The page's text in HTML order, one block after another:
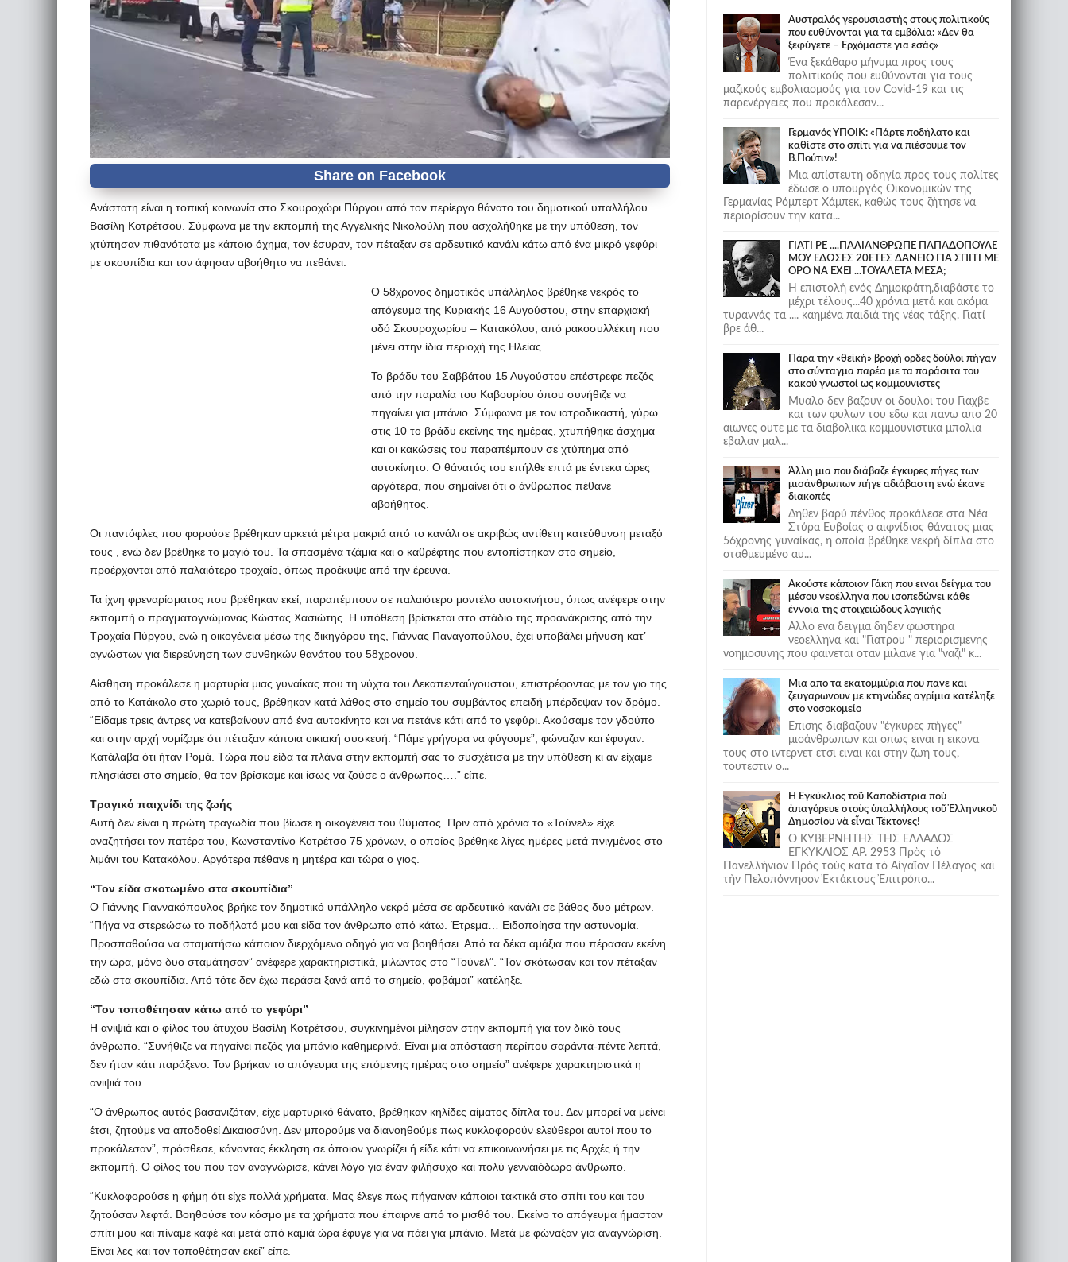
Ανάστατη είναι η τοπική κοινωνία στο Σκουροχώρι Πύργου από τον περίεργο θάνατο του δημοτικού υπαλλήλου
Βασίλη Κοτρέτσου. Σύμφωνα με την εκπομπή της Αγγελικής Νικολούλη που ασχολήθηκε με την υπόθεση, τον
χτύπησαν πιθανότατα με κάποιο όχημα, τον έσυραν, τον πέταξαν σε αρδευτικό κανάλι κάτω από ένα μικρό γεφύρι
με σκουπίδια και τον άφησαν αβοήθητο να πεθάνει.
Ο 58χρονος δημοτικός υπάλληλος βρέθηκε νεκρός το
απόγευμα της Κυριακής 16 Αυγούστου, στην επαρχιακή
οδό Σκουροχωρίου – Κατακόλου, από ρακοσυλλέκτη που
μένει στην ίδια περιοχή της Ηλείας.
Το βράδυ του Σαββάτου 15 Αυγούστου επέστρεφε πεζός
από την παραλία του Καβουρίου όπου συνήθιζε να
πηγαίνει για μπάνιο. Σύμφωνα με τον ιατροδικαστή, γύρω
στις 10 το βράδυ εκείνης της ημέρας, χτυπήθηκε άσχημα
και οι κακώσεις του παραπέμπουν σε χτύπημα από
αυτοκίνητο. Ο θάνατός του επήλθε επτά με έντεκα ώρες
αργότερα, που σημαίνει ότι ο άνθρωπος πέθανε
αβοήθητος.
Οι παντόφλες που φορούσε βρέθηκαν αρκετά μέτρα μακριά από το κανάλι σε ακριβώς αντίθετη κατεύθυνση μεταξύ
τους , ενώ δεν βρέθηκε το μαγιό του. Τα σπασμένα τζάμια και ο καθρέφτης που εντοπίστηκαν στο σημείο,
προέρχονται από παλαιότερο τροχαίο, όπως προέκυψε από την έρευνα.
Τα ίχνη φρεναρίσματος που βρέθηκαν εκεί, παραπέμπουν σε παλαιότερο μοντέλο αυτοκινήτου, όπως ανέφερε στην
εκπομπή ο πραγματογνώμονας Κώστας Χασιώτης. Η υπόθεση βρίσκεται στο στάδιο της προανάκρισης από την
Τροχαία Πύργου, ενώ η οικογένεια μέσω της δικηγόρου της, Γιάννας Παναγοπούλου, έχει υποβάλει μήνυση κατ’
αγνώστων για διερεύνηση των συνθηκών θανάτου του 58χρονου.
Αίσθηση προκάλεσε η μαρτυρία μιας γυναίκας που τη νύχτα του Δεκαπενταύγουστου, επιστρέφοντας με τον γιο της
από το Κατάκολο στο χωριό τους, βρέθηκαν κατά λάθος στο σημείο του συμβάντος επειδή μπέρδεψαν τον δρόμο.
“Είδαμε τρεις άντρες να κατεβαίνουν από ένα αυτοκίνητο και να πετάνε κάτι από το γεφύρι. Ακούσαμε τον γδούπο
και στην αρχή νομίζαμε ότι πέταξαν κάποια οικιακή συσκευή. “Πάμε γρήγορα να φύγουμε”, φώναζαν και έφυγαν.
Κατάλαβα ότι ήταν Ρομά. Τώρα που είδα τα πλάνα στην εκπομπή σας το συσχέτισα με την υπόθεση κι αν είχαμε
πλησιάσει στο σημείο, θα τον βρίσκαμε και ίσως να ζούσε ο άνθρωπος….” είπε.
Τραγικό παιχνίδι της ζωής
Αυτή δεν είναι η πρώτη τραγωδία που βίωσε η οικογένεια του θύματος. Πριν από χρόνια το «Τούνελ» είχε
αναζητήσει τον πατέρα του, Κωνσταντίνο Κοτρέτσο 75 χρόνων, ο οποίος βρέθηκε λίγες ημέρες μετά πνιγμένος στο
λιμάνι του Κατακόλου. Αργότερα πέθανε η μητέρα και τώρα ο γιος.
“Τον είδα σκοτωμένο στα σκουπίδια”
Ο Γιάννης Γιαννακόπουλος βρήκε τον δημοτικό υπάλληλο νεκρό μέσα σε αρδευτικό κανάλι σε βάθος δυο μέτρων.
“Πήγα να στερεώσω το ποδήλατό μου και είδα τον άνθρωπο από κάτω. Έτρεμα… Ειδοποίησα την αστυνομία.
Προσπαθούσα να σταματήσω κάποιον διερχόμενο οδηγό για να βοηθήσει. Από τα δέκα αμάξια που πέρασαν εκείνη
την ώρα, μόνο δυο σταμάτησαν” ανέφερε χαρακτηριστικά, μιλώντας στο “Τούνελ”. “Τον σκότωσαν και τον πέταξαν
εδώ στα σκουπίδια. Από τότε δεν έχω περάσει ξανά από το σημείο, φοβάμαι” κατέληξε.
“Τον τοποθέτησαν κάτω από το γεφύρι”
Η ανιψιά και ο φίλος του άτυχου Βασίλη Κοτρέτσου, συγκινημένοι μίλησαν στην εκπομπή για τον δικό τους
άνθρωπο. “Συνήθιζε να πηγαίνει πεζός για μπάνιο καθημερινά. Είναι μια απόσταση περίπου σαράντα-πέντε λεπτά,
δεν ήταν κάτι παράξενο. Τον βρήκαν το απόγευμα της επόμενης ημέρας στο σημείο” ανέφερε χαρακτηριστικά η
ανιψιά του.
“Ο άνθρωπος αυτός βασανιζόταν, είχε μαρτυρικό θάνατο, βρέθηκαν κηλίδες αίματος δίπλα του. Δεν μπορεί να μείνει
έτσι, ζητούμε να αποδοθεί Δικαιοσύνη. Δεν μπορούμε να διανοηθούμε πως κυκλοφορούν ελεύθεροι αυτοί που το
προκάλεσαν”, πρόσθεσε, κάνοντας έκκληση σε όποιον γνωρίζει ή είδε κάτι να επικοινωνήσει με τις Αρχές ή την
εκπομπή. Ο φίλος του που τον αναγνώρισε, κάνει λόγο για έναν φιλήσυχο και πολύ γενναιόδωρο άνθρωπο.
“Κυκλοφορούσε η φήμη ότι είχε πολλά χρήματα. Μας έλεγε πως πήγαιναν κάποιοι τακτικά στο σπίτι του και του
ζητούσαν λεφτά. Βοηθούσε τον κόσμο με τα χρήματα που έπαιρνε από το μισθό του. Εκείνο το απόγευμα ήμασταν
σπίτι μου και πίναμε καφέ και μετά από καμιά ώρα έφυγε για να πάει για μπάνιο. Μετά με φώναξαν για αναγνώριση.
Είναι λες και τον τοποθέτησαν εκεί” είπε.
Αυστραλός γερουσιαστής στους πολιτικούς
που ευθύνονται για τα εμβόλια: «Δεν θα
ξεφύγετε – Ερχόμαστε για εσάς»
Ένα ξεκάθαρο μήνυμα προς τους
πολιτικούς που ευθύνονται για τους
μαζικούς εμβολιασμούς για τον Covid-19 και τις
παρενέργειες που προκάλεσαν...
Γερμανός ΥΠΟΙΚ: «Πάρτε ποδήλατο και
καθίστε στο σπίτι για να πιέσουμε τον
Β.Πούτιν»!
Μια απίστευτη οδηγία προς τους πολίτες
έδωσε ο υπουργός Οικονομικών της
Γερμανίας Ρόμπερτ Χάμπεκ, καθώς τους ζήτησε να
περιορίσουν την κατα...
ΓΙΑΤΙ ΡΕ ....ΠΑΛΙΑΝΘΡΩΠΕ ΠΑΠΑΔΟΠΟΥΛΕ
ΜΟΥ ΕΔΩΣΕΣ 20ΕΤΕΣ ΔΑΝΕΙΟ ΓΙΑ ΣΠΙΤΙ ΜΕ
ΟΡΟ ΝΑ ΕΧΕΙ ...ΤΟΥΑΛΕΤΑ ΜΕΣΑ;
Η επιστολή ενός Δημοκράτη,διαβάστε το
μέχρι τέλους...40 χρόνια μετά και ακόμα
τυραννάς τα .... καημένα παιδιά της νέας τάξης. Γιατί
βρε άθ...
Πάρα την «θεϊκή» βροχή ορδες δούλοι πήγαν
στο σύνταγμα παρέα με τα παράσιτα του
κακού γνωστοί ως κομμουνιστες
Μυαλο δεν βαζουν οι δουλοι του Γιαχβε
και των φυλων του εδω και πανω απο 20
αιωνες ουτε με τα διαβολικα κομμουνιστικα μπολια
εβαλαν μαλ...
Άλλη μια που διάβαζε έγκυρες πήγες των
μισάνθρωπων πήγε αδιάβαστη ενώ έκανε
διακοπές
Δηθεν βαρύ πένθος προκάλεσε στα Νέα
Στύρα Ευβοίας ο αιφνίδιος θάνατος μιας
56χρονης γυναίκας, η οποία βρέθηκε νεκρή δίπλα στο
σταθμευμένο αυ...
Ακούστε κάποιον Γάκη που ειναι δείγμα του
μέσου νεοέλληνα που ισοπεδώνει κάθε
έννοια της στοιχειώδους λογικής
Αλλο ενα δειγμα δηδεν φωστηρα
νεοελληνα και "Γιατρου " περιορισμενης
νοημοσυνης που φαινεται οταν μιλανε για "ναζι" κ...
Μια απο τα εκατομμύρια που πανε και
ζευγαρωνουν με κτηνώδες αγρίμια κατέληξε
στο νοσοκομείο
Επισης διαβαζουν "έγκυρες πήγες"
μισάνθρωπων και οπως ειναι η εικονα
τους στο ιντερνετ ετσι ειναι και στην ζωη τους,
τουτεστιν ο...
Ἡ Ἐγκύκλιος τοῦ Καποδίστρια ποὺ
ἀπαγόρευε στοὺς ὑπαλλήλους τοῦ Ἑλληνικοῦ
Δημοσίου νὰ εἶναι Τέκτονες!
Ο ΚΥΒΕΡΝΗΤΗΣ ΤΗΣ ΕΛΛΑΔΟΣ
ΕΓΚΥΚΛΙΟΣ ΑΡ. 2953 Πρὸς τὸ
Πανελλήνιον Πρὸς τοὺς κατὰ τὸ Αἰγαῖον Πέλαγος καὶ
τὴν Πελοπόννησον Ἐκτάκτους Ἐπιτρόπο...